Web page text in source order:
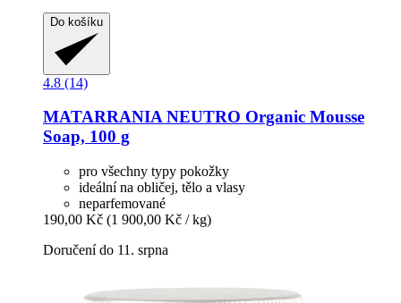
Do košíku
4.8 (14)
MATARRANIANEUTRO Organic Mousse
Soap, 100 g
pro všechny typy pokožky
ideální na obličej, tělo a vlasy
neparfemované
190,00 Kč (1 900,00 Kč / kg)
Doručení do 11. srpna